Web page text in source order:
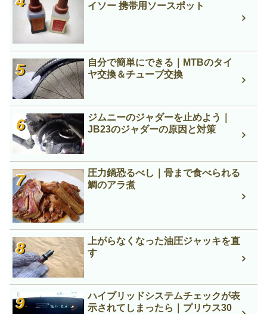
イソー 携帯用ソースポット
自分で簡単にできる｜MTBのタイ
ヤ交換＆チューブ交換
ジムニーのジャダーを止めよう｜
JB23のジャダーの原因と対策
圧力鍋恐るべし｜骨まで食べられる
鯛のアラ煮
上がらなくなった油圧ジャッキを直
す
ハイブリッドシステムチェックが表
示されてしまったら｜プリウス30